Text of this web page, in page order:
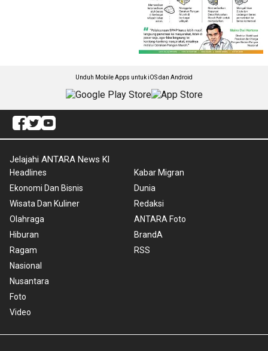
Unduh Mobile Apps untuk iOS dan Android
Jelajahi ANTARA News Kl
Headlines
Ekonomi Dan Bisnis
Wisata Dan Kuliner
Olahraga
Hiburan
Ragam
Nasional
Nusantara
Foto
Video
Kabar Migran
Dunia
Redaksi
ANTARA Foto
BrandA
RSS